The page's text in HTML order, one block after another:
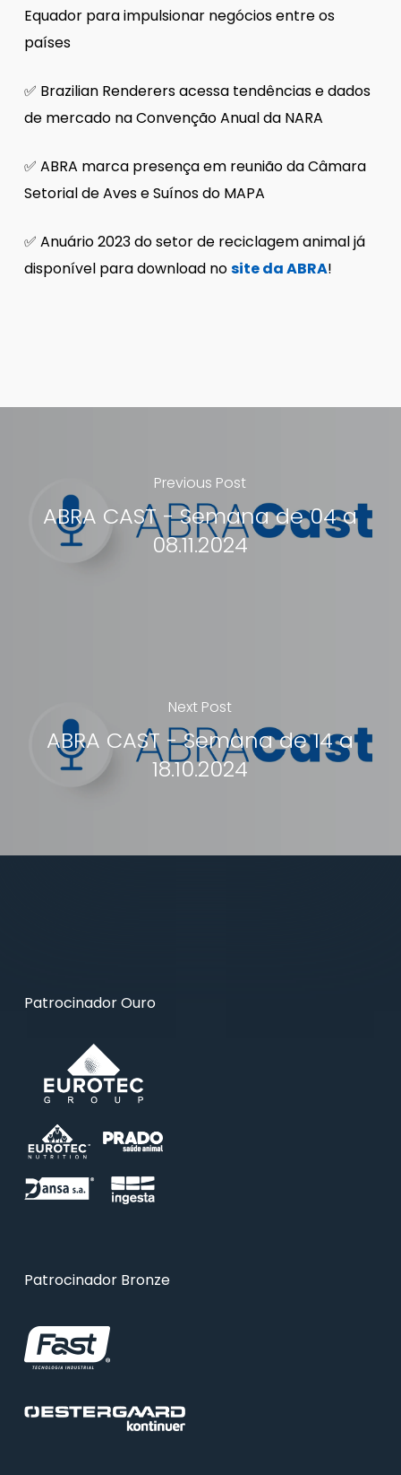
Equador para impulsionar negócios entre os
países
✅ Brazilian Renderers acessa tendências e dados
de mercado na Convenção Anual da NARA
✅ ABRA marca presença em reunião da Câmara
Setorial de Aves e Suínos do MAPA
✅ Anuário 2023 do setor de reciclagem animal já
disponível para download nosite da ABRA!
Previous Post
ABRA CAST - Semana de 04 a
08.11.2024
Next Post
ABRA CAST - Semana de 14 a
18.10.2024
Patrocinador Ouro
Patrocinador Bronze